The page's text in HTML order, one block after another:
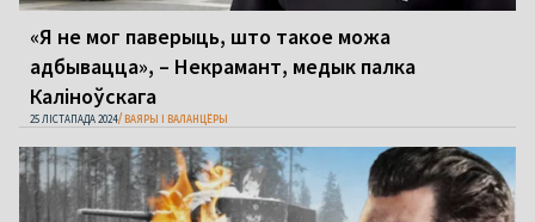
«Я не мог паверыць, што такое можа
адбывацца», – Некрамант, медык палка
Каліноўскага
25 ЛІСТАПАДА 2024 ВАЯРЫ І ВАЛАНЦЁРЫ